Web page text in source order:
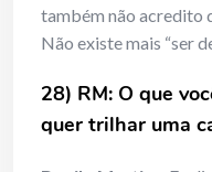
também não acredito
Não existe mais “ser
28) RM: O que
quer trilhar uma